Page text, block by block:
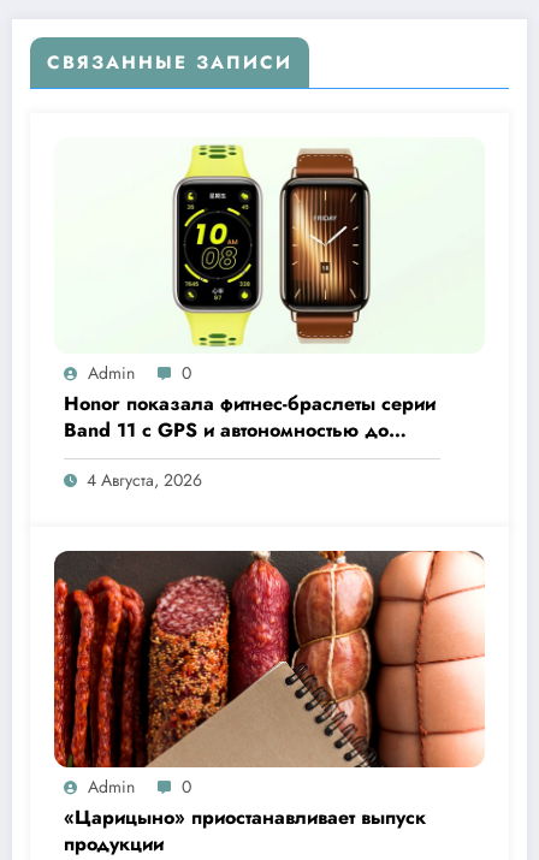
СВЯЗАННЫЕ ЗАПИСИ
Admin 0
Honor показала фитнес-браслеты серии
Band 11 с GPS и автономностью до
26 дней
4 Августа, 2026
Admin 0
«Царицыно» приостанавливает выпуск
продукции